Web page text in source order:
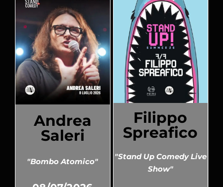
Andrea
Saleri
"Bombo Atomico"
Filippo
Spreafico
"Stand Up Comedy Live
Show"